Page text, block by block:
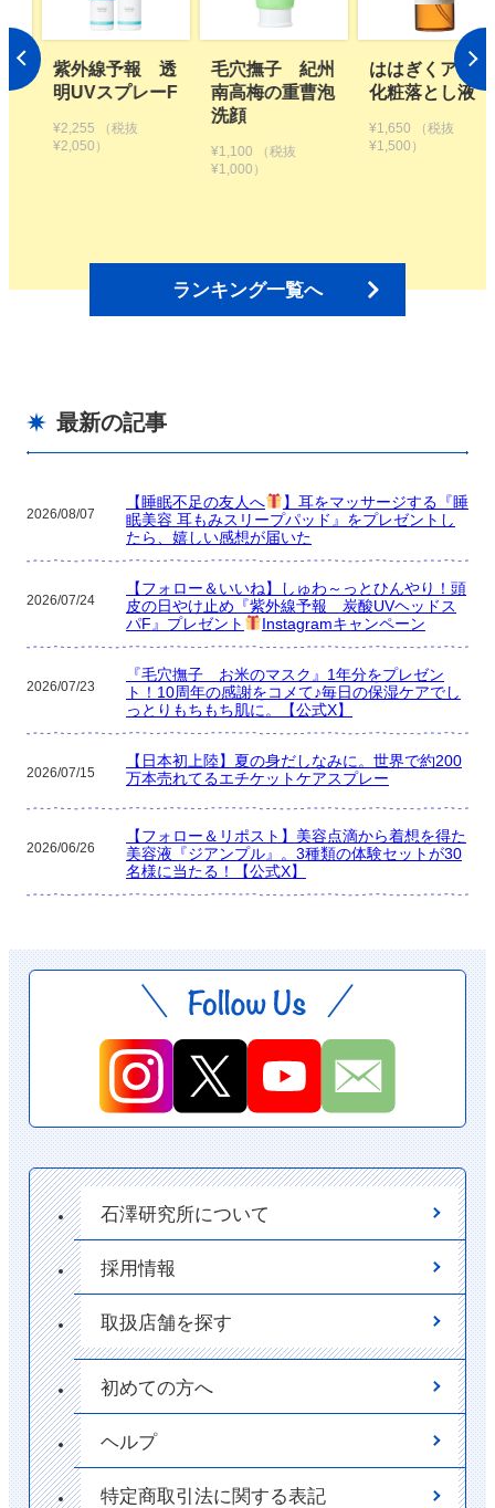
F
毛穴撫子 紀州
南高梅の重曹泡
¥1,100 （税抜
ははぎくアロマ
化粧落とし液
¥1,650
¥1,500）
植物生まれのオ
レンジ地肌シャ
え用【2個セッ
ランキング一覧へ
最新の記事
2026/08/07
【睡眠不足の友人へ
】耳をマッサージする『睡
眠美容 耳もみスリープパッド』をプレゼントし
たら、嬉しい感想が届いた
2026/07/24
【フォロー＆いいね】しゅわ～っとひんやり！頭
皮の日やけ止め『紫外線予報 炭酸UVヘッドス
パF』プレゼント
Instagramキャンペーン
2026/07/23
『毛穴撫子 お米のマスク』1年分をプレゼン
ト！10周年の感謝をコメて♪毎日の保湿ケアでし
っとりもちもち肌に。【公式X】
2026/07/15
【日本初上陸】夏の身だしなみに。世界で約200
万本売れてるエチケットケアスプレー
2026/06/26
【フォロー＆リポスト】美容点滴から着想を得た
美容液『ジアンプル』。3種類の体験セットが30
名様に当たる！【公式X】
石澤研究所について
採用情報
取扱店舗を探す
初めての方へ
ヘルプ
特定商取引法に関する表記